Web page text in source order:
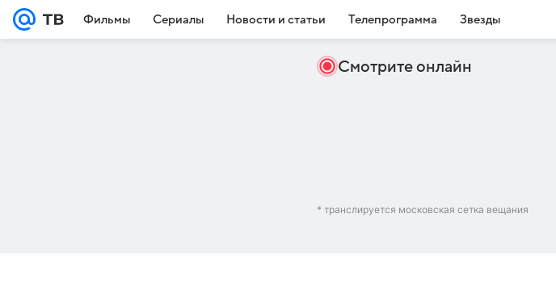
Фильмы Сериалы Новости и статьи Телепрограмма Звезды
Смотрите онлайн
* транслируется московская сетка вещания